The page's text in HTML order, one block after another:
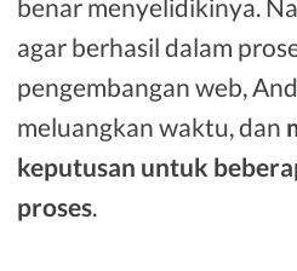
benar menyelidikinya.
agar berhasil dalam
pengembangan web,
meluangkan waktu, dan
keputusan untuk
proses.